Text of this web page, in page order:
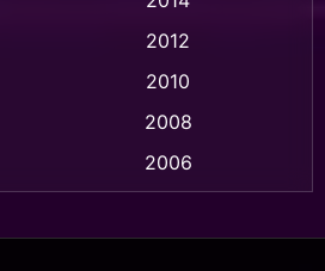
Story เรื่องจริง(36)
2012
2010
2008
2006
2002